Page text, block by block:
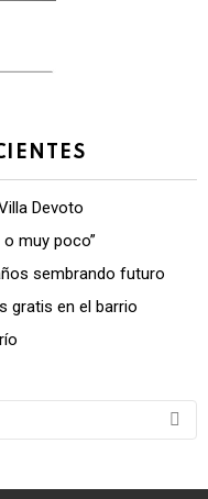
Devoto
muy poco”
sembrando futuro
gratis en el barrio